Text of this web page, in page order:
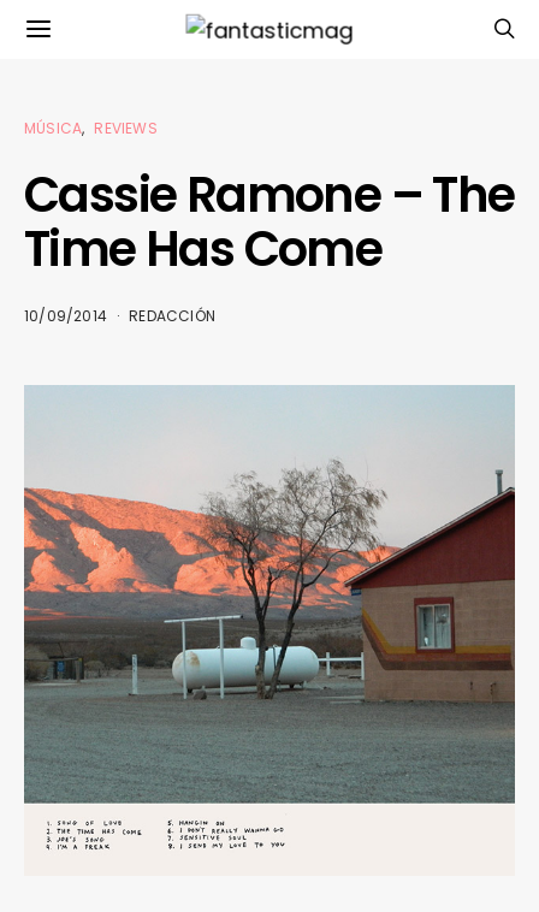
MÚSICA REVIEWS
Cassie Ramone – The
Time Has Come
10/09/2014 REDACCIÓN